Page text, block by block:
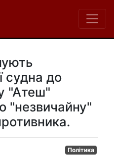
судна до
"Атеш"
"незвичайну"
Політика